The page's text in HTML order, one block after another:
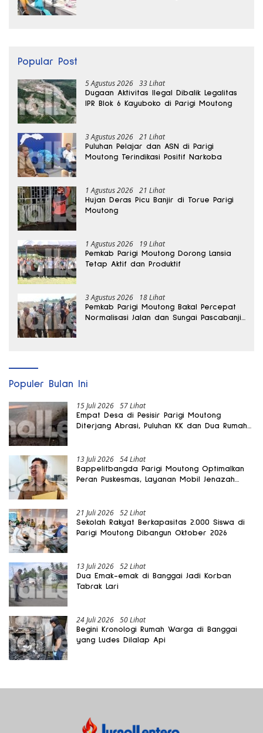
Popular Post
5 Agustus 2026 33 Lihat
Dugaan Aktivitas Ilegal Dibalik Legalitas
IPR Blok 6 Kayuboko di Parigi Moutong
3 Agustus 2026 21 Lihat
Puluhan Pelajar dan ASN di Parigi
Moutong Terindikasi Positif Narkoba
1 Agustus 2026 21 Lihat
Hujan Deras Picu Banjir di Torue Parigi
Moutong
1 Agustus 2026 19 Lihat
Pemkab Parigi Moutong Dorong Lansia
Tetap Aktif dan Produktif
3 Agustus 2026 18 Lihat
Pemkab Parigi Moutong Bakal Percepat
Normalisasi Jalan dan Sungai Pascabanjir
Populer Bulan Ini
15 Juli 2026 57 Lihat
Empat Desa di Pesisir Parigi Moutong
Diterjang Abrasi, Puluhan KK dan Dua Rumah
13 Juli 2026 54 Lihat
Bappelitbangda Parigi Moutong Optimalkan
Peran Puskesmas, Layanan Mobil Jenazah
21 Juli 2026 52 Lihat
Sekolah Rakyat Berkapasitas 2.000 Siswa di
Parigi Moutong Dibangun Oktober 2026
13 Juli 2026 52 Lihat
Dua Emak-emak di Banggai Jadi Korban
Tabrak Lari
24 Juli 2026 50 Lihat
Begini Kronologi Rumah Warga di Banggai
yang Ludes Dilalap Api